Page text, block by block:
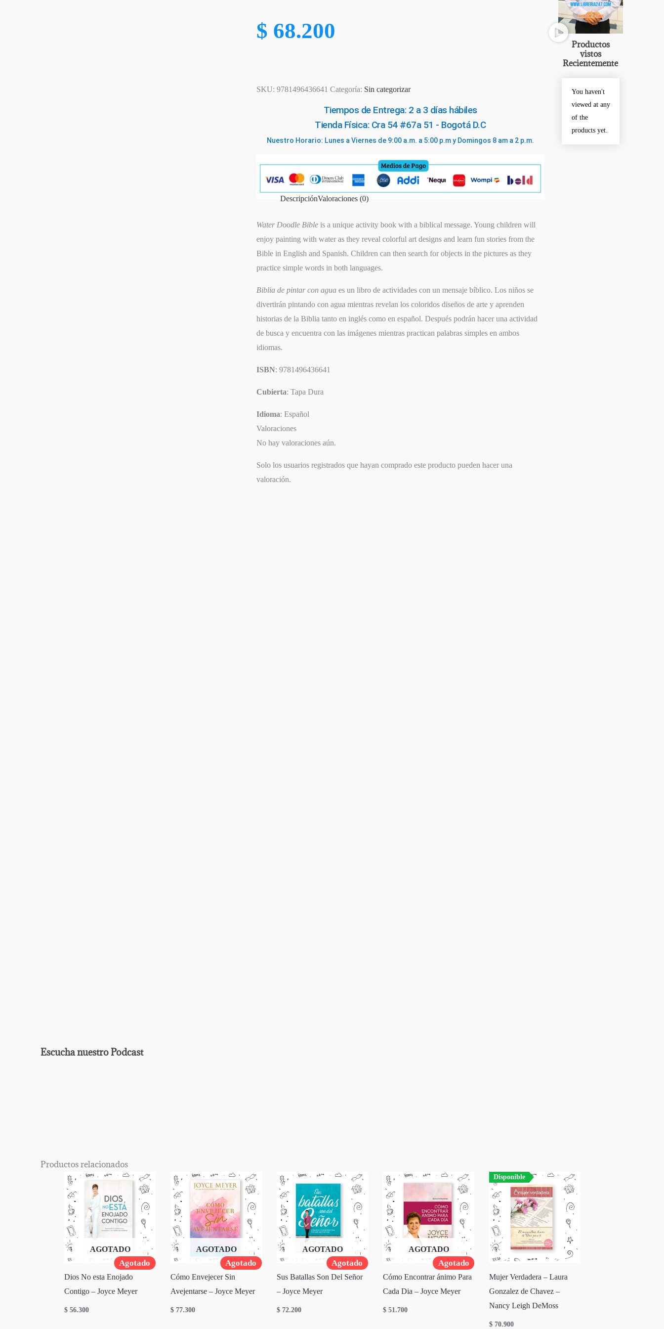
Escucha nuestro Podcast
Pódcast
$ 68.200
SKU:9781496436641 Categoría: Sin categorizar
Tiempos de Entrega: 2 a 3 días hábiles
Tienda Física: Cra 54 #67a 51 - Bogotá D.C
Nuestro Horario: Lunes a Viernes de 9:00 a.m. a 5:00 p.m y Domingos 8 am a 2 p.m.
DescripciónValoraciones (0)
Water Doodle Bible is a unique activity book with a biblical message. Young children will
enjoy painting with water as they reveal colorful art designs and learn fun stories from the
Bible in English and Spanish. Children can then search for objects in the pictures as they
practice simple words in both languages.
Biblia de pintar con agua es un libro de actividades con un mensaje bíblico. Los niños se
divertirán pintando con agua mientras revelan los coloridos diseños de arte y aprenden
historias de la Biblia tanto en inglés como en español. Después podrán hacer una actividad
de busca y encuentra con las imágenes mientras practican palabras simples en ambos
idiomas.
ISBN: 9781496436641
Cubierta: Tapa Dura
Idioma: Español
Valoraciones
No hay valoraciones aún.
Solo los usuarios registrados que hayan comprado este producto pueden hacer una
valoración.
Productos
vistos
Recientemente
You haven't
viewed at any
of the
products yet.
Productos relacionados
Agotado
AGOTADO
Dios No esta Enojado
Contigo – Joyce Meyer
$ 56.300
Agotado
AGOTADO
Cómo Envejecer Sin
Avejentarse – Joyce Meyer
$ 77.300
Agotado
AGOTADO
Sus Batallas Son Del Señor
– Joyce Meyer
$ 72.200
Agotado
AGOTADO
Cómo Encontrar ánimo Para
Cada Dia – Joyce Meyer
$ 51.700
Disponible
Mujer Verdadera – Laura
Gonzalez de Chavez –
Nancy Leigh DeMoss
$ 70.900